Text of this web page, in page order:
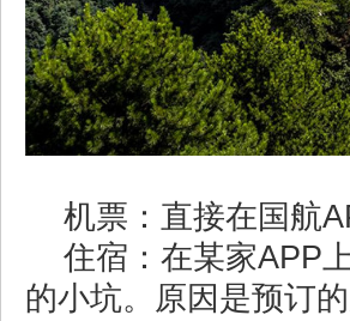
机票：直接在国航
住宿：在某家APP
的小坑。原因是预订